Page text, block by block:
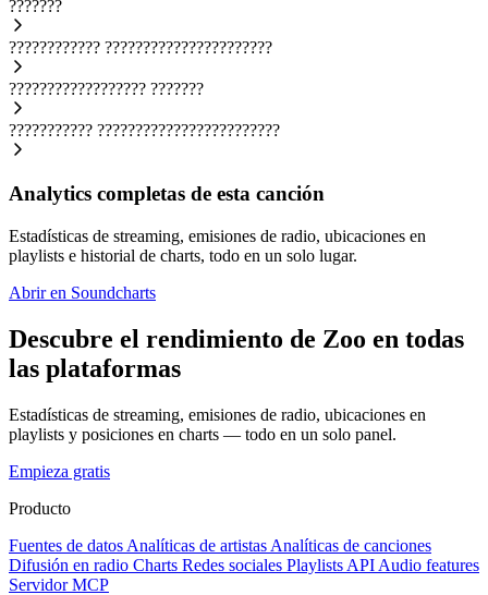
???????
???????????? ??????????????????????
?????????????????? ???????
??????????? ????????????????????????
Analytics completas de esta canción
Estadísticas de streaming, emisiones de radio, ubicaciones en
playlists e historial de charts, todo en un solo lugar.
Abrir en Soundcharts
Descubre el rendimiento de Zoo en todas
las plataformas
Estadísticas de streaming, emisiones de radio, ubicaciones en
playlists y posiciones en charts — todo en un solo panel.
Empieza gratis
Producto
Fuentes de datos Analíticas de artistas Analíticas de canciones
Difusión en radio Charts Redes sociales Playlists API Audio features
Servidor MCP